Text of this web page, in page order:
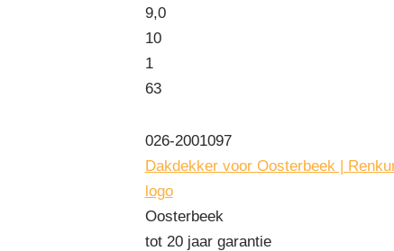
9,0
10
1
63
026-2001097
Dakdekker voor Oosterbeek |
logo
Oosterbeek
tot 20 jaar garantie